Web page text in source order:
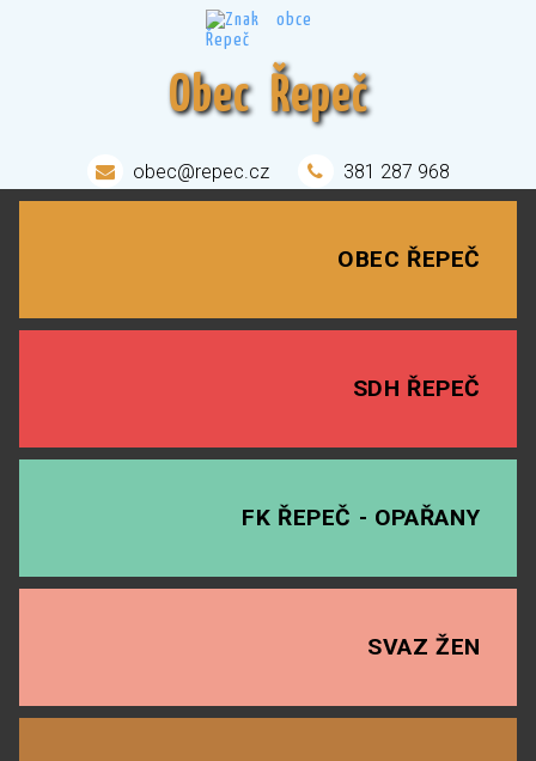
Obec Řepeč
obec@repec.cz 381 287 968
OBEC ŘEPEČ
SDH ŘEPEČ
FK ŘEPEČ - OPAŘANY
SVAZ ŽEN